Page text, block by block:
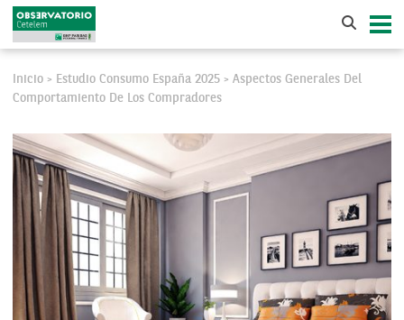
Inicio > Estudio Consumo España 2025 > Aspectos Generales Del
Comportamiento De Los Compradores